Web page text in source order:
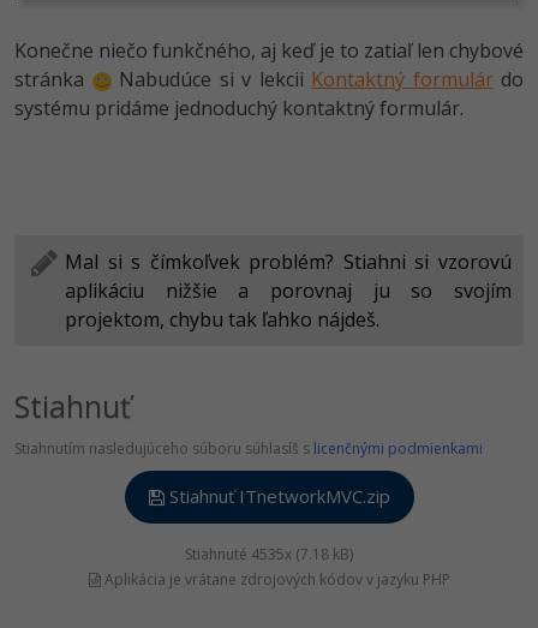
Konečne niečo funkčného, aj keď je to zatiaľ len chybové
stránka
Nabudúce si v lekcii Kontaktný formulárdo
systému pridáme jednoduchý kontaktný formulár.
Mal si s čímkoľvek problém? Stiahni si vzorovú
aplikáciu nižšie a porovnaj ju so svojím
projektom, chybu tak ľahko nájdeš.
Stiahnuť
Stiahnutím nasledujúceho súboru súhlasíš s licenčnými podmienkami
Stiahnuť ITnetworkMVC.zip
Stiahnuté 4535x (7.18 kB)
Aplikácia je vrátane zdrojových kódov v jazyku PHP